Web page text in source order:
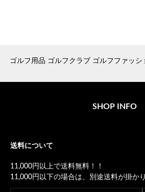
ゴルフ用品 ゴルフクラブ ゴルフファッシ
SHOP INFO
送料について
11,000円以上で送料無料！！
11,000円以下の場合は、別途送料が掛かり